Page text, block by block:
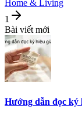
Home & Living
1
Bài viết mới
Hướng dẫn đọc ký